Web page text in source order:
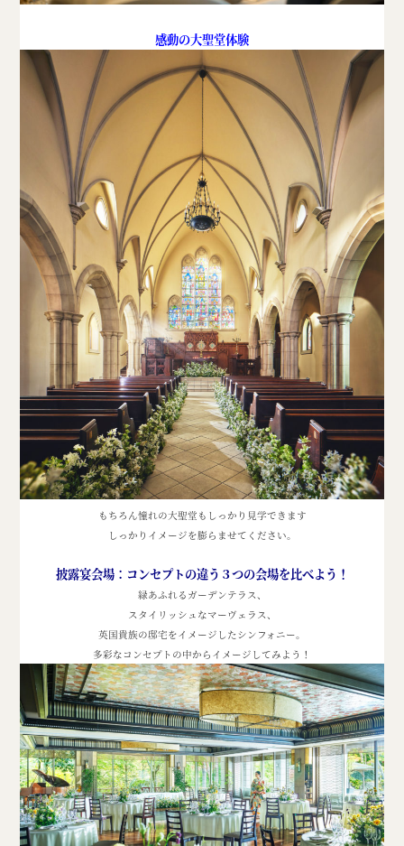
感動の大聖堂体験
もちろん憧れの大聖堂もしっかり見学できます
しっかりイメージを膨らませてください。
披露宴会場：コンセプトの違う３つの会場を比べよう！
緑あふれるガーデンテラス、
スタイリッシュなマーヴェラス、
英国貴族の邸宅をイメージしたシンフォニー。
多彩なコンセプトの中からイメージしてみよう！